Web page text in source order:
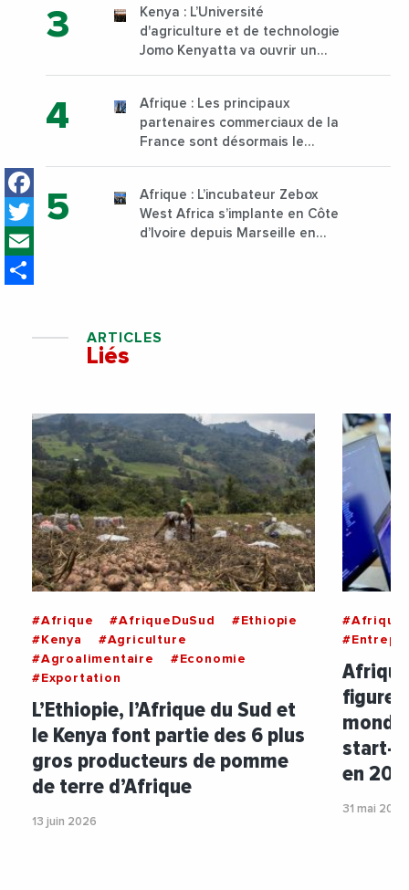
Facebook
Twitter
Kenya : L’Université
d'agriculture et de technologie
Jomo Kenyatta va ouvrir un
sur son campus de Karen à
Nairobi dès janvier 2023
Afrique : Les principaux
partenaires commerciaux de la
France sont désormais le
Afrique : L’incubateur Zebox
West Africa s’implante en Côte
d’Ivoire depuis Marseille en
ARTICLES
Liés
#Afrique #AfriqueDuSud
#Ethiopie
#Kenya
#Agriculture
#Agroalimentaire
#Economie
#Exportation
L’Ethiopie, l’Afrique du Sud et
le Kenya font partie des 6 plus
gros producteurs de pomme
de terre d’Afrique
13 juin 2026
#Afrique
start-
en
31 mai 2026